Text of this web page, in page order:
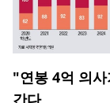
"연봉 4억 의
간다